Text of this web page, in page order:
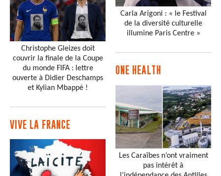
Christophe Gleizes doit
couvrir la finale de la Coupe
du monde FIFA : lettre
ouverte à Didier Deschamps
et Kylian Mbappé !
VIVE LA FRANCE
Carla Arigoni : « le Festival
de la diversité culturelle
illumine Paris Centre »
ONE HEALTH
Les Caraïbes n’ont vraiment
pas intérêt à